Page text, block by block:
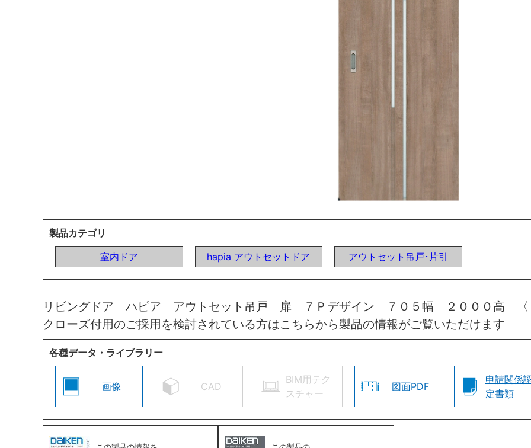
製品カテゴリ
室内ドア
hapia アウトセットドア アウトセット吊戸･片引
リビングドア ハピア アウトセット吊戸 扉 ７Ｐデザイン ７０５幅 ２０００高
クローズ付用のご採用を検討されている方はこちらから製品の情報がご覧いただけます
各種データ・ライブラリー
画像 CAD
BIM用テク
スチャー
図面PDF
申請関係
定書類